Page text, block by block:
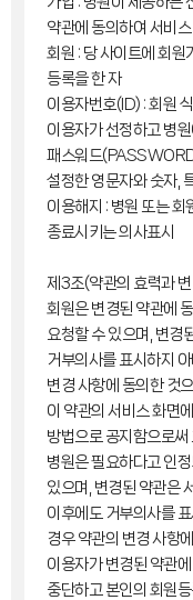
약관에 동의하여 서비
회원 : 당 사이트에 회원
등록을 한 자
이용자번호(ID) : 회원
이용자가 선정하고 병
패스워드
설정한 영문자와 숫자,
이용해지 : 병원 또는
종료시키는 의사표시
제3조(약관의 효력과
회원은 변경된 약관에
요청할 수 있으며, 변경
거부의사를 표시하지
변경 사항에 동의한 것
이 약관의 서비스 화면
방법으로 공지함으로써
병원은 필요하다고 인
있으며, 변경된 약관은
이후에도 거부의사를
경우 약관의 변경 사항
이용자가 변경된 약관
중단하고 본인의 회원